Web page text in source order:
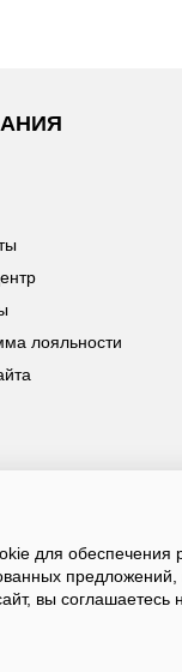
лояльности
или заполните
для обеспечения
вы соглашаетесь